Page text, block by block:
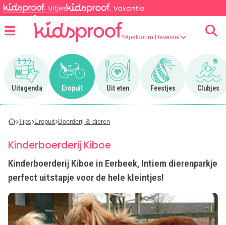
Apeldoorn Deventer
Uitagenda
Ga naar Uitagenda
Eropuit
Ga naar Eropuit
Uit eten
Ga naar Uit eten
Feestjes
Ga naar Feestjes
Clubjes
Ga
Tips Eropuit Boerderij & dieren
Kinderboerderij Kiboe
Kinderboerderij Kiboe in Eerbeek, Intiem dierenparkje
perfect uitstapje voor de hele kleintjes!